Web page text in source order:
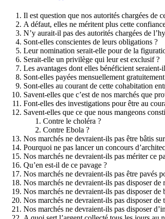
Il est question que nos autorités chargées de
A défaut, elles ne méritent plus cette
N’y aurait-il pas des autorités chargées de
Sont-elles conscientes de leurs obligations ?
Leur nomination serait-elle pour de la
Serait-elle un privilège qui leur est exclusif ?
Les avantages dont elles bénéficient seraient-
Sont-elles payées mensuellement
Sont-elles au courant de cette cohabitation
Savent-elles que c’est de nos marchés que
Font-elles des investigations pour être au
Savent-elles que ce que nous mangeons
Contre le choléra ?
Contre Ebola ?
Nos marchés ne devraient-ils pas être bâtis
Pourquoi ne pas lancer un concours
Nos marchés ne devraient-ils pas mériter ce
Qu’en est-il de ce pavage ?
Nos marchés ne devraient-ils pas être pavés
Nos marchés ne devraient-ils pas disposer de
Nos marchés ne devraient-ils pas disposer de
Nos marchés ne devraient-ils pas disposer de
Nos marchés ne devraient-ils pas disposer